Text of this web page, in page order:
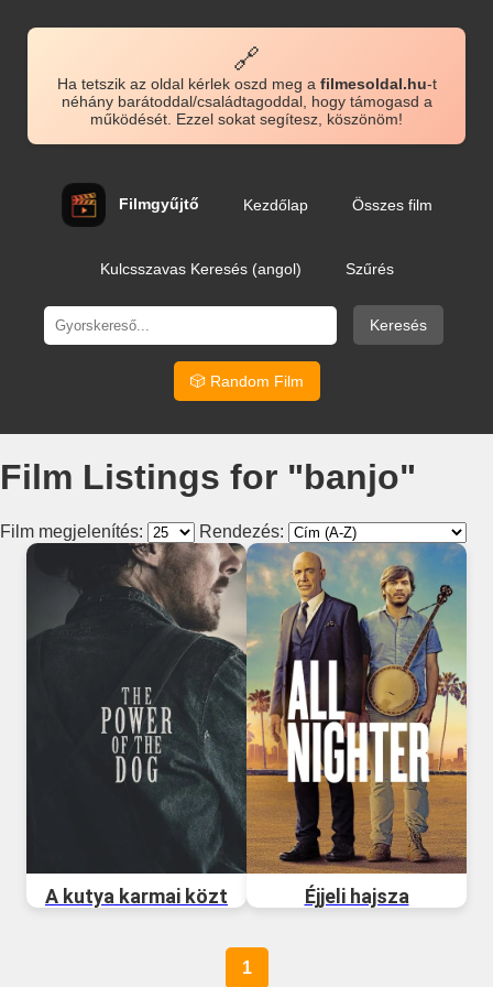
🔗
Ha tetszik az oldal kérlek oszd meg a filmesoldal.hu-t
néhány barátoddal/családtagoddal, hogy támogasd a
működését. Ezzel sokat segítesz, köszönöm!
Filmgyűjtő Kezdőlap Összes film
Kulcsszavas Keresés (angol) Szűrés
Keresés
🎲 Random Film
Film Listings for "banjo"
Film megjelenítés: Rendezés:
A kutya karmai közt Éjjeli hajsza
1